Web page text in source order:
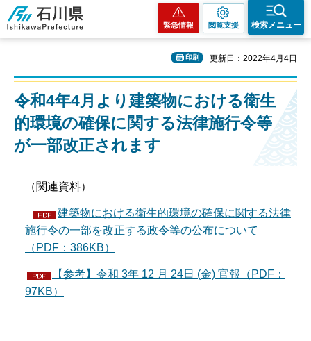
石川県
緊急情報 閲覧支援 検索メニュー
印刷 更新日：2022年4月4日
令和4年4月より建築物における衛生
的環境の確保に関する法律施行令等
が一部改正されます
（関連資料）
建築物における衛生的環境の確保に関する法律
施行令の一部を改正する政令等の公布について
（PDF：386KB）
【参考】令和 3年 12 月 24日 (金) 官報（PDF：
97KB）